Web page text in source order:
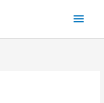
Main